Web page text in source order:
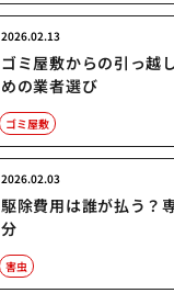
ゴミ屋敷からの引っ越
めの業者選び
2026.02.13
ゴミ屋敷
駆除費用は誰が払う？
分
2026.02.03
害虫